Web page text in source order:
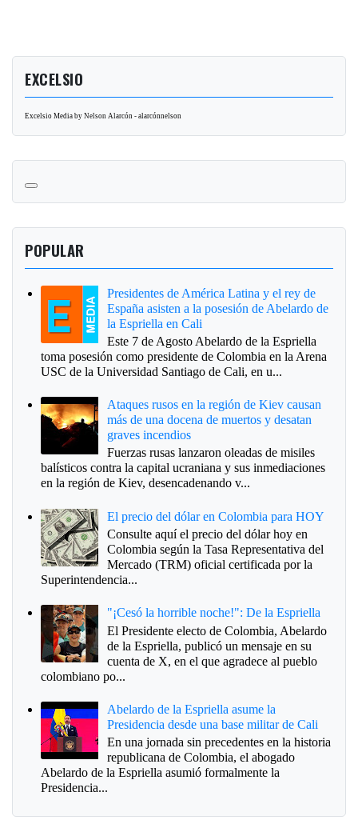
EXCELSIO
Excelsio Media by Nelson Alarcón - alarcónnelson
POPULAR
Presidentes de América Latina y el rey de
España asisten a la posesión de Abelardo de
la Espriella en Cali
Este 7 de Agosto Abelardo de la Espriella
toma posesión como presidente de Colombia en la Arena
USC de la Universidad Santiago de Cali, en u...
Ataques rusos en la región de Kiev causan
más de una docena de muertos y desatan
graves incendios
Fuerzas rusas lanzaron oleadas de misiles
balísticos contra la capital ucraniana y sus inmediaciones
en la región de Kiev, desencadenando v...
El precio del dólar en Colombia para HOY
Consulte aquí el precio del dólar hoy en
Colombia según la Tasa Representativa del
Mercado (TRM) oficial certificada por la
Superintendencia...
"¡Cesó la horrible noche!": De la Espriella
El Presidente electo de Colombia, Abelardo
de la Espriella, publicó un mensaje en su
cuenta de X, en el que agradece al pueblo
colombiano po...
Abelardo de la Espriella asume la
Presidencia desde una base militar de Cali
En una jornada sin precedentes en la historia
republicana de Colombia, el abogado
Abelardo de la Espriella asumió formalmente la
Presidencia...